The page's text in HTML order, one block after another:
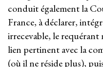
conduit également la
France, à déclarer,
irrecevable, le
lien pertinent avec la
(où il ne réside plus),